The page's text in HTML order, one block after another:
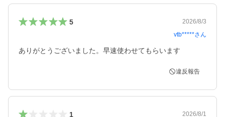
5
2026/8/3
vtb*****さん
違反報告
1 2026/8/1